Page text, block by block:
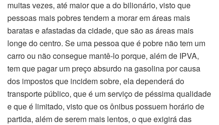
muitas vezes, até maior que a do bilionário, visto que
pessoas mais pobres tendem a morar em áreas mais
baratas e afastadas da cidade, que são as áreas mais
longe do centro. Se uma pessoa que é pobre não tem um
carro ou não consegue mantê-lo porque, além de IPVA,
tem que pagar um preço absurdo na gasolina por causa
dos impostos que incidem sobre, ela dependerá do
transporte público, que é um serviço de péssima qualidade
e que é limitado, visto que os ônibus possuem horário de
partida, além de serem mais lentos, o que exigirá das